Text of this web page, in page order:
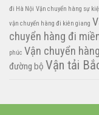
đi Hà Nội Vận chuyển hàng sự
vận chuyển hàng đi kiên giang
chuyển hàng đi
phúc Vận chuyển
đường bộ Vận tải